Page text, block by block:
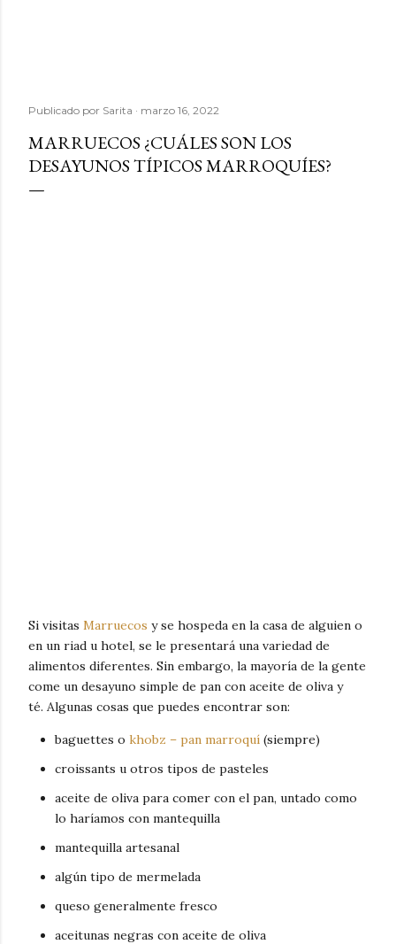
Publicado por Sarita marzo 16, 2022
MARRUECOS ¿CUÁLES SON LOS
DESAYUNOS TÍPICOS MARROQUÍES?
Si visitas Marruecos y se hospeda en la casa de alguien o
en un riad u hotel, se le presentará una variedad de
alimentos diferentes. Sin embargo, la mayoría de la gente
come un desayuno simple de pan con aceite de oliva y
té. Algunas cosas que puedes encontrar son:
baguettes o khobz – pan marroquí (siempre)
croissants u otros tipos de pasteles
aceite de oliva para comer con el pan, untado como
lo haríamos con mantequilla
mantequilla artesanal
algún tipo de mermelada
queso generalmente fresco
aceitunas negras con aceite de oliva